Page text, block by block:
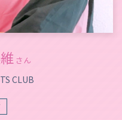
さん
CLUB